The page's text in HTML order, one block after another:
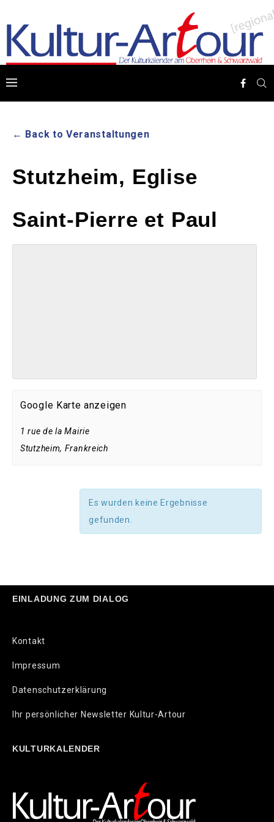
← Back to Veranstaltungen
Stutzheim, Eglise
Saint-Pierre et Paul
Google Karte anzeigen
1 rue de la Mairie
Stutzheim, Frankreich
Es wurden keine Ergebnisse
gefunden.
EINLADUNG ZUM DIALOG
Kontakt
Impressum
Datenschutzerklärung
Ihr persönlicher Newsletter Kultur-Artour
KULTURKALENDER